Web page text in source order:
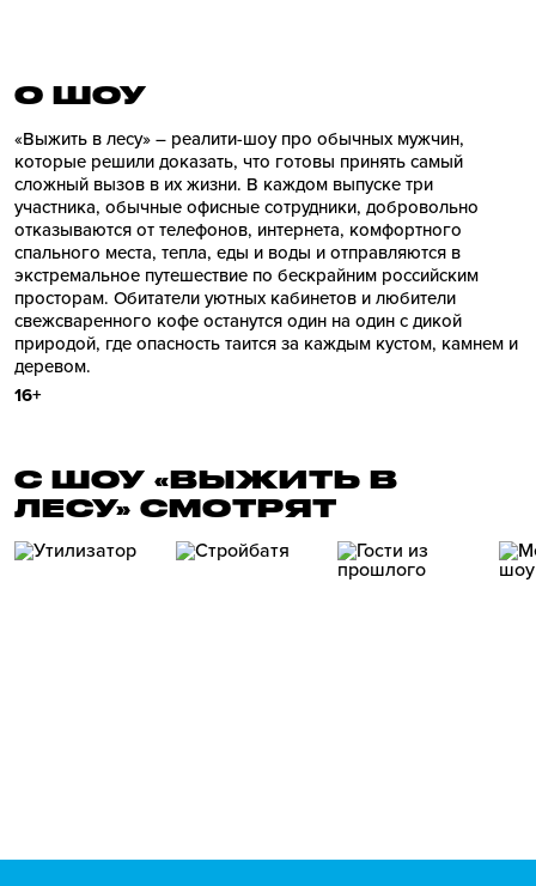
О ШОУ
«Выжить в лесу» – реалити-шоу про обычных мужчин,
которые решили доказать, что готовы принять самый
сложный вызов в их жизни. В каждом выпуске три
участника, обычные офисные сотрудники, добровольно
отказываются от телефонов, интернета, комфортного
спального места, тепла, еды и воды и отправляются в
экстремальное путешествие по бескрайним российским
просторам. Обитатели уютных кабинетов и любители
свежсваренного кофе останутся один на один с дикой
природой, где опасность таится за каждым кустом, камнем и
деревом.
16+
С ШОУ «ВЫЖИТЬ В
ЛЕСУ» СМОТРЯТ